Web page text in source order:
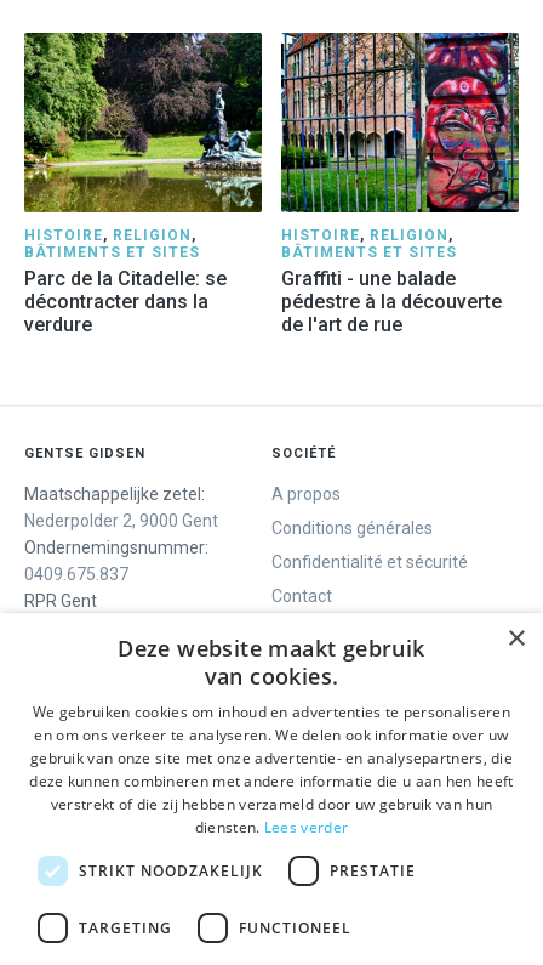
HISTOIRE, RELIGION ,
BÂTIMENTS ET SITES
Parc de la Citadelle: se
décontracter dans la
verdure
HISTOIRE, RELIGION ,
BÂTIMENTS ET SITES
Graffiti - une balade
pédestre à la découverte
de l'art de rue
GENTSE GIDSEN
Maatschappelijke zetel:
Nederpolder 2, 9000 Gent
Ondernemingsnummer:
0409.675.837
RPR Gent
SOCIÉTÉ
A propos
Conditions générales
Confidentialité et sécurité
Contact
Visites guidées
Gand en un jour
Visite guidée du centre
Activités
SOCIALS
Facebook
Instagram
LinkedIn
RESTEZ INFORMÉ
×
Deze website maakt gebruik
van cookies.
We gebruiken cookies om inhoud en advertenties te personaliseren
en om ons verkeer te analyseren. We delen ook informatie over uw
gebruik van onze site met onze advertentie- en analysepartners, die
deze kunnen combineren met andere informatie die u aan hen heeft
verstrekt of die zij hebben verzameld door uw gebruik van hun
diensten. Lees verder
STRIKT NOODZAKELIJK PRESTATIE
TARGETING FUNCTIONEEL